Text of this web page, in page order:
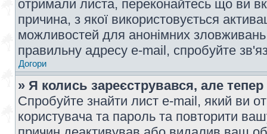
отримали листа, переконайтесь що ви
причина, з якої використовується
можливостей для анонімних
правильну адресу e-mail, спробуйте
Догори
» Я колись зареєструвався, але
Спробуйте знайти лист e-mail, який ви
користувача та пароль та повторити